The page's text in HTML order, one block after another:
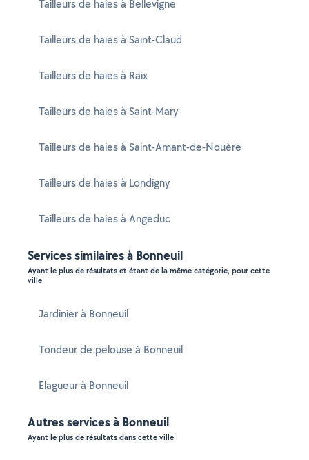
Tailleurs de haies à Bellevigne
Tailleurs de haies à Saint-Claud
Tailleurs de haies à Raix
Tailleurs de haies à Saint-Mary
Tailleurs de haies à Saint-Amant-de-Nouère
Tailleurs de haies à Londigny
Tailleurs de haies à Angeduc
Services similaires à Bonneuil
Ayant le plus de résultats et étant de la même catégorie, pour cette
ville
Jardinier à Bonneuil
Tondeur de pelouse à Bonneuil
Elagueur à Bonneuil
Autres services à Bonneuil
Ayant le plus de résultats dans cette ville